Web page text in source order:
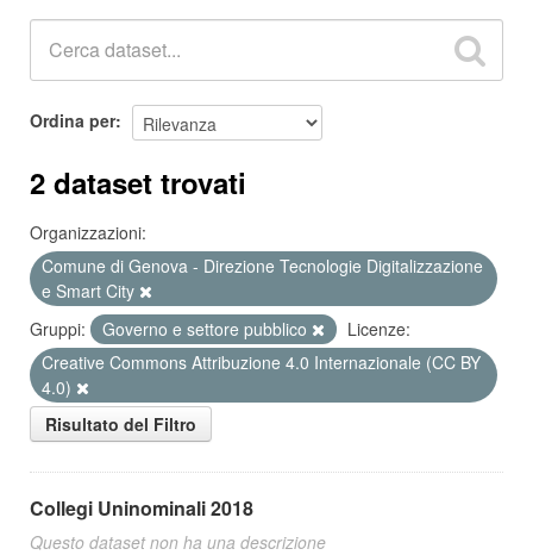
Ordina per
2 dataset trovati
Organizzazioni:
Comune di Genova - Direzione Tecnologie Digitalizzazione
e Smart City
Gruppi:
Governo e settore pubblico
Licenze:
Creative Commons Attribuzione 4.0 Internazionale (CC BY
4.0)
Risultato del Filtro
Collegi Uninominali 2018
Questo dataset non ha una descrizione